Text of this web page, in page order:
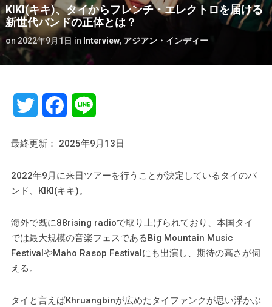
KIKI(キキ)、タイからフレンチ・エレクトロを届ける
新世代バンドの正体とは？
on 2022年9月1日 in Interview, アジアン・インディー
Twitter Facebook
最終更新： 2025年9月13日
2022年9月に来日ツアーを行うことが決定しているタイのバ
ンド、KIKI(キキ)。
海外で既に88rising radioで取り上げられており、本国タイ
では最大規模の音楽フェスであるBig Mountain Music
FestivalやMaho Rasop Festivalにも出演し、期待の高さが伺
える。
タイと言えばKhruangbinが広めたタイファンクが思い浮かぶ